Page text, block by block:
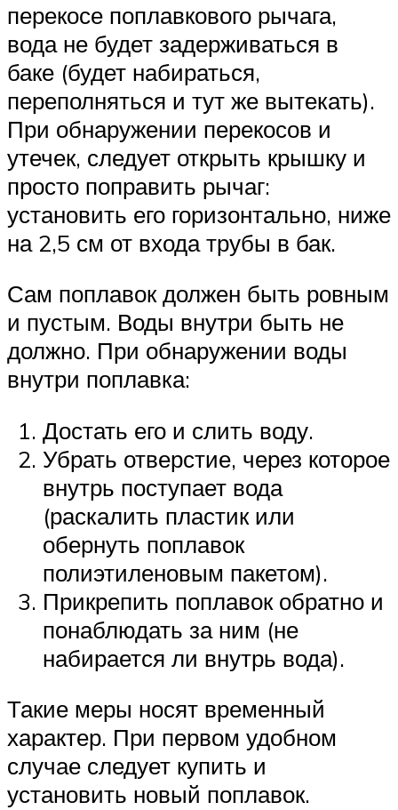
перекосе поплавкового рычага,
вода не будет задерживаться в
баке (будет набираться,
переполняться и тут же вытекать).
При обнаружении перекосов и
утечек, следует открыть крышку и
просто поправить рычаг:
установить его горизонтально, ниже
на 2,5 см от входа трубы в бак.
Сам поплавок должен быть ровным
и пустым. Воды внутри быть не
должно. При обнаружении воды
внутри поплавка:
Достать его и слить воду.
Убрать отверстие, через которое
внутрь поступает вода
(раскалить пластик или
обернуть поплавок
полиэтиленовым пакетом).
Прикрепить поплавок обратно и
понаблюдать за ним (не
набирается ли внутрь вода).
Такие меры носят временный
характер. При первом удобном
случае следует купить и
установить новый поплавок.